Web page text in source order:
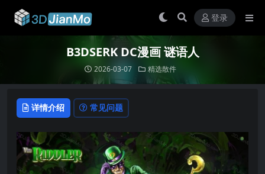
登录
B3DSERK DC漫画 谜语人
2026-03-07 精选散件
详情介绍 常见问题